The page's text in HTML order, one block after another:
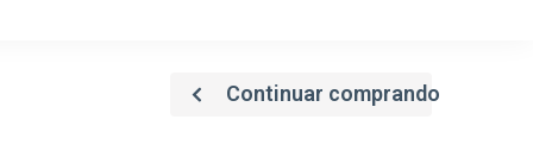
Continuar comprando